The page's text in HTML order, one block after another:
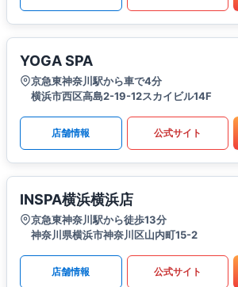
YOGA SPA
京急東神奈川駅から車で4分
横浜市西区高島2-19-12スカイビル14F
店舗情報 公式サイト
INSPA横浜横浜店
京急東神奈川駅から徒歩13分
神奈川県横浜市神奈川区山内町15-2
店舗情報 公式サイト